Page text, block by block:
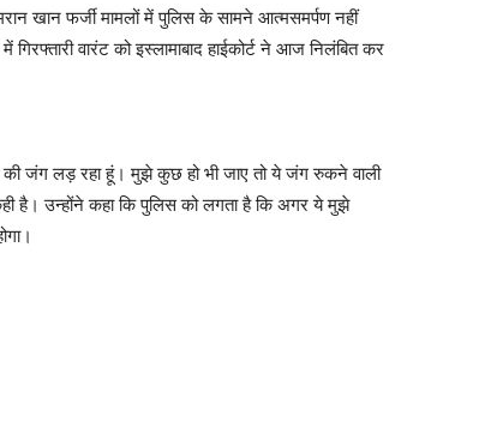
खान फर्जी मामलों में पुलिस के सामने आत्मसमर्पण नहीं
वारंट को इस्लामाबाद हाईकोर्ट ने आज निलंबित कर
जंग लड़ रहा हूं। मुझे कुछ हो भी जाए तो ये जंग रुकने वाली
है। उन्होंने कहा कि पुलिस को लगता है कि अगर ये मुझे